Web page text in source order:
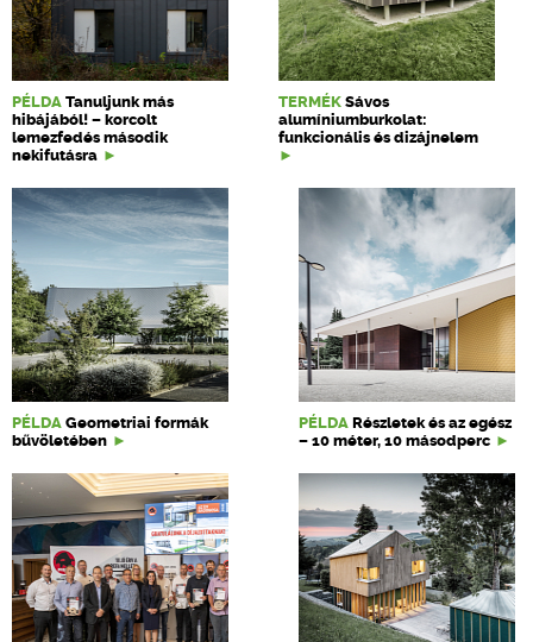
PÉLDA Tanuljunk más
hibájából! – korcolt
lemezfedés második
nekifutásra
TERMÉK Sávos
alumíniumburkolat:
funkcionális és dizájnelem
PÉLDA Geometriai formák
bűvöletében
PÉLDA Részletek és az egész
– 10 méter, 10 másodperc